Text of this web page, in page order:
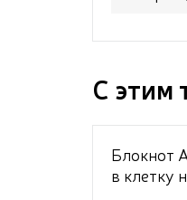
С этим
Блокнот
в клетку